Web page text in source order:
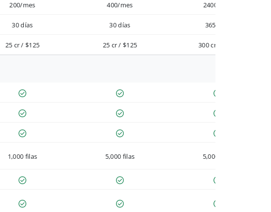
200/mes 400/mes 2400/año
30 días 30 días 365 días
25 cr / $125 25 cr / $125 300 cr / $900
1,000 filas 5,000 filas 5,000 filas